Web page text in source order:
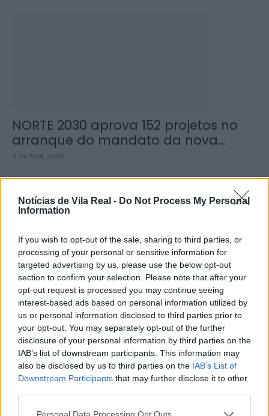
Notícias de Vila Real - Do Not Process My Personal
Information
If you wish to opt-out of the sale, sharing to third parties, or
processing of your personal or sensitive information for
targeted advertising by us, please use the below opt-out
section to confirm your selection. Please note that after your
opt-out request is processed you may continue seeing
interest-based ads based on personal information utilized by
us or personal information disclosed to third parties prior to
your opt-out. You may separately opt-out of the further
disclosure of your personal information by third parties on the
IAB’s list of downstream participants. This information may
also be disclosed by us to third parties on the IAB’s List of
Downstream Participants that may further disclose it to other
NORTE 2030 aprova 152 projetos no
arranque do mandato da nova...
3 de Abril, 2026
Vice-presidentes da CCDR-Norte
tomaram posse e Governo
apresentou PTRR no Porto
4 de Março, 2026